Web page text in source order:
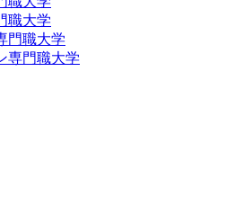
職大学
門職大学
専門職大学